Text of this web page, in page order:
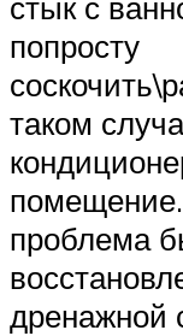
попросту
таком
проблема
дренажной